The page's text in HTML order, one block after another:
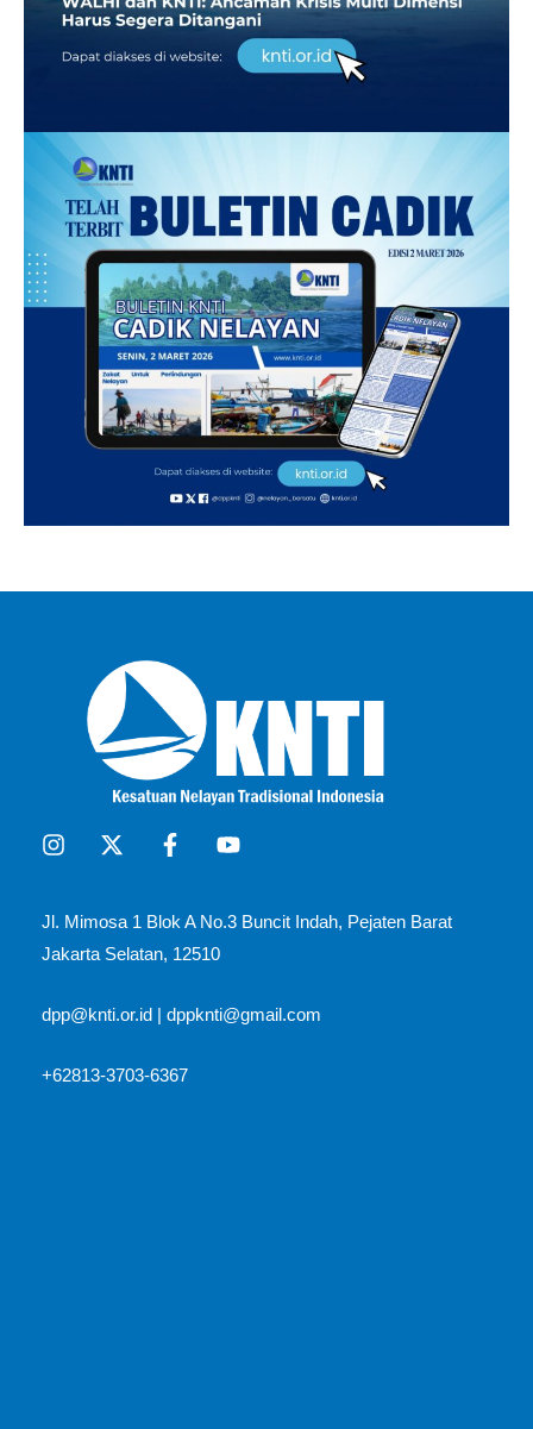
Jl. Mimosa 1 Blok A No.3 Buncit Indah, Pejaten Barat
Jakarta Selatan, 12510​
dpp@knti.or.id dppknti@gmail.com
+62813-3703-6367